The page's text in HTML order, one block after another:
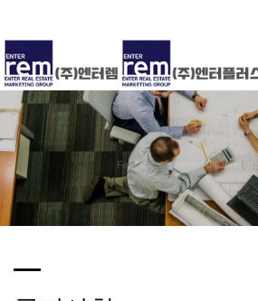
We
Far far away,behind the word